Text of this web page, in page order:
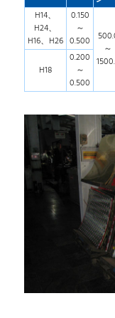
H14、
H24、
H16、H26
0.150
～
0.500
～
H18
0.200
～
0.500